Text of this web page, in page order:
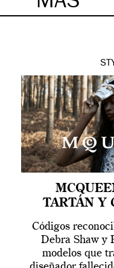
TARTÁN Y
Códigos
Debra Shaw y
modelos que